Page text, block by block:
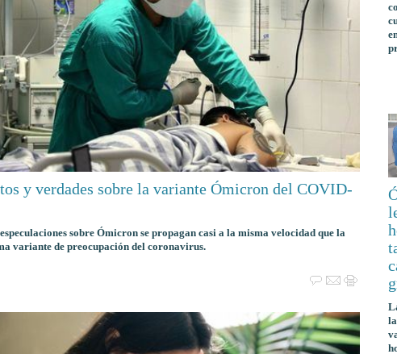
y verdades sobre la variante Ómicron del COVID-
sobre Ómicron se propagan casi a la misma velocidad que la
variante de preocupación del coronavirus.